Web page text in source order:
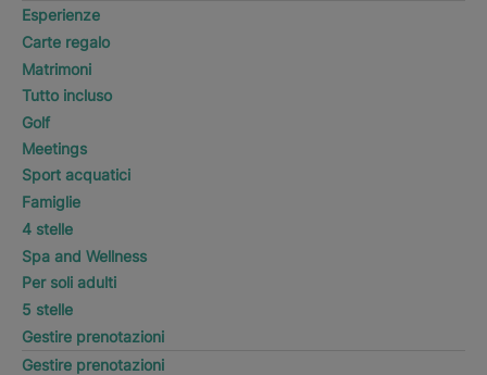
Esperienze
Carte regalo
Matrimoni
Tutto incluso
Golf
Meetings
Sport acquatici
Famiglie
4 stelle
Spa and Wellness
Per soli adulti
5 stelle
Gestire prenotazioni
Gestire prenotazioni